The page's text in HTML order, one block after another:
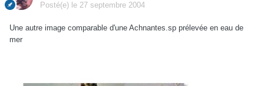
Posté(e) le 27 septembre 2004
Une autre image comparable d'une Achnantes.sp prélevée en eau de
mer